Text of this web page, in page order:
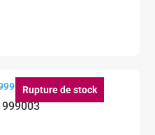
Rupture de stock
999003